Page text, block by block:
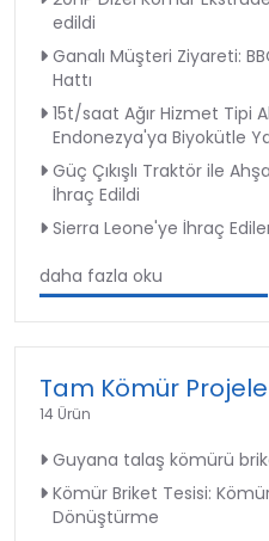
edildi
Ganalı Müşteri Ziyareti:
Hattı
15t/saat Ağır Hizmet Tipi
Endonezya'ya Biyokütle
Güç Çıkışlı Traktör ile
İhraç Edildi
Sierra Leone'ye İhraç
daha fazla oku
Tam Kömür
14 Ürün
Guyana talaş kömürü
Kömür Briket Tesisi:
Dönüştürme